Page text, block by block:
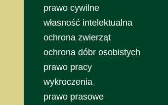
prawo cywilne
własność intelektualna
ochrona zwierząt
ochrona dóbr osobistych
prawo pracy
wykroczenia
prawo prasowe